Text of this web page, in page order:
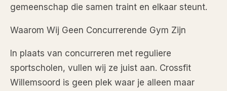
gemeenschap die samen traint en elkaar steunt.
Waarom Wij Geen Concurrerende Gym Zijn
In plaats van concurreren met reguliere
sportscholen, vullen wij ze juist aan. Crossfit
Willemsoord is geen plek waar je alleen maar